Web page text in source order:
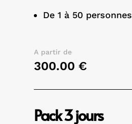
De 1 à 50 personnes
A partir de
300.00 €
Pack 3 jours